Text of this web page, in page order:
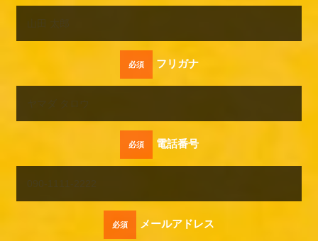
必須 フリガナ
必須 電話番号
必須 メールアドレス